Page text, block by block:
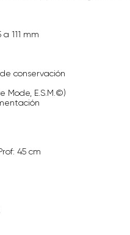
111 mm
conservación
Mode, E.S.M.©)
45 cm